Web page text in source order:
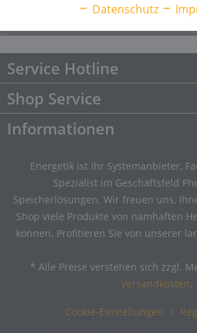
Service Hotline
Shop Service
Informationen
Energetik ist Ihr Systemanbieter,
Spezialist im Geschäftsfeld
Speicherlösungen. Wir freuen uns,
Shop viele Produkte von namhaften
können. Profitieren Sie von unserer
* Alle Preise verstehen sich zzgl.
Versandkosten.
Cookie-Einstellungen
Datenschutz